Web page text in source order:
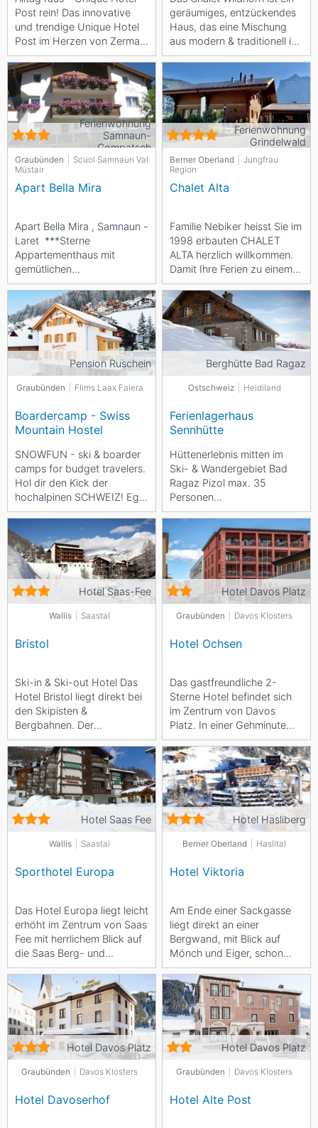
Post rein! Das innovative
und trendige Unique Hotel
Post im Herzen von Zermatt
setzt auf Qualität, Vielfalt
und...
geräumiges, entzückendes
Haus, das eine Mischung
aus modern & traditionell in
sich vereint. Eingebettet in
Ferienwohnung
Samnaun-
Compatsch
Graubünden
Scuol Samnaun Val
Müstair
Apart Bella Mira
Apart Bella Mira , Samnaun -
Laret ***Sterne
Appartementhaus mit
gemütlichen
Ferienwohnungen,
phantastischem Panorama,
200 km traumhaften...
Ferienwohnung
Grindelwald
Berner Oberland
Jungfrau
Region
Chalet Alta
Familie Nebiker heisst Sie im
1998 erbauten CHALET
ALTA herzlich willkommen.
Damit Ihre Ferien zu einem
speziellen Erlebnis werden,
haben wir...
Pension Ruschein
Graubünden Flims Laax Falera
Boardercamp - Swiss
Mountain Hostel
SNOWFUN - ski & boarder
camps for budget travelers.
Hol dir den Kick der
hochalpinen SCHWEIZ! Egal
ob du Beginner, Allrounder,
Freestyler oder...
Berghütte Bad Ragaz
Ostschweiz Heidiland
Ferienlagerhaus
Sennhütte
Hüttenerlebnis mitten im
Ski- & Wandergebiet Bad
Ragaz Pizol max. 35
Personen
Selbstversorgerhaus
Vermietung ganzjährig
Hotel Saas-Fee
Wallis Saastal
Bristol
Ski-in & Ski-out Hotel Das
Hotel Bristol liegt direkt bei
den Skipisten &
Bergbahnen. Der
Sammelplatz der Ski- und
Snowboardschule ist
direkt...
Hotel Davos Platz
Graubünden Davos Klosters
Hotel Ochsen
Das gastfreundliche 2-
Sterne Hotel befindet sich
im Zentrum von Davos
Platz. In einer Gehminute
erreichen Sie den Bahnhof
Platz sowie...
Hotel Saas Fee
Wallis Saastal
Sporthotel Europa
Das Hotel Europa liegt leicht
erhöht im Zentrum von Saas
Fee mit herrlichem Blick auf
die Saas Berg- und
Gletscherwelt. Das Hotel ist
in drei...
Hotel Hasliberg
Berner Oberland Haslital
Hotel Viktoria
Am Ende einer Sackgasse
liegt direkt an einer
Bergwand, mit Blick auf
Mönch und Eiger, schon
mehr als 70 Jahre das Hotel
Viktoria. Das...
Hotel Davos Platz
Graubünden Davos Klosters
Hotel Davoserhof
Hotel Davos Platz
Graubünden Davos Klosters
Hotel Alte Post